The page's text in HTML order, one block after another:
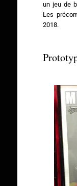
un jeu de
Les
2018.